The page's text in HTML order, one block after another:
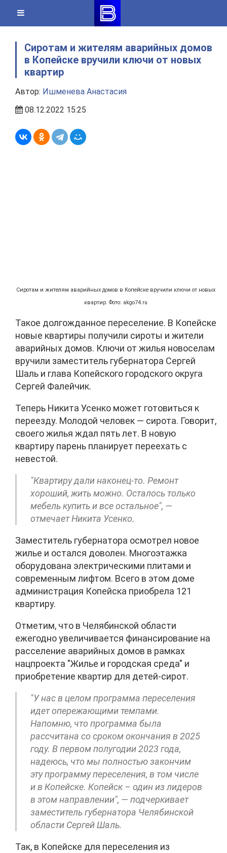
content
Сиротам и жителям аварийных домов
в Копейске вручили ключи от новых
квартир
Автор: Ишменева Анастасия
08.12.2022 15:25
Сиротам и жителям аварийных домов в Копейске вручили ключи от новых
квартир. Фото: akgo74.ru
Такое долгожданное переселение. В Копейске
новые квартиры получили сироты и жители
аварийных домов. Ключи от жилья новоселам
вручили заместитель губернатора Сергей
Шаль и глава Копейского городского округа
Сергей Фалейчик.
Теперь Никита Усенко может готовиться к
переезду. Молодой человек — сирота. Говорит,
своего жилья ждал пять лет. В новую
квартиру парень планирует переехать с
невестой.
"Квартиру дали наконец-то. Ремонт
хороший, жить можно. Осталось только
мебель купить и все остальное", —
отмечает Никита Усенко.
Заместитель губернатора осмотрел новое
жилье и остался доволен. Многоэтажка
оборудована электрическими плитами и
современным лифтом. Всего в этом доме
администрация Копейска приобрела 121
квартиру.
Отметим, что в Челябинской области
ежегодно увеличивается финансирование на
расселение аварийных домов в рамках
нацпроекта "Жилье и городская среда" и
приобретение квартир для детей-сирот.
"У нас в целом программа переселения
идет опережающими темпами.
Напомню, что программа была
рассчитана со сроком окончания в 2025
году. В первом полугодии 2023 года,
надеюсь, что мы полностью закончим
эту программу переселения, в том числе
и в Копейске. Копейск – один из лидеров
в этом направлении", — подчеркивает
заместитель губернатора Челябинской
области Сергей Шаль.
Так, в Копейске для переселения из